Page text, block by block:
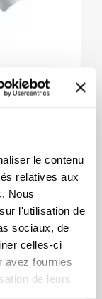
le contenu
relatives aux
Nous
l'utilisation de
sociaux, de
celles-ci
avez fournies
de leurs
Homme